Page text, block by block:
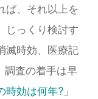
ば、それ以上を
じっくり検討す
滅時効、医療記
調査の着手は早
時効は何年? 」